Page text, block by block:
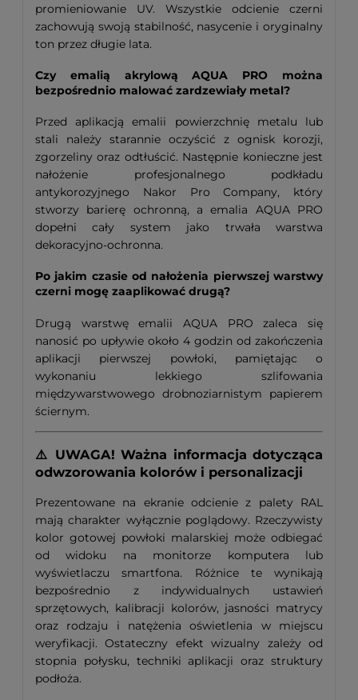
promieniowanie UV. Wszystkie odcienie czerni
zachowują swoją stabilność, nasycenie i oryginalny
ton przez długie lata.
Czy emalią akrylową AQUA PRO można
bezpośrednio malować zardzewiały metal?
Przed aplikacją emalii powierzchnię metalu lub
stali należy starannie oczyścić z ognisk korozji,
zgorzeliny oraz odtłuścić. Następnie konieczne jest
nałożenie profesjonalnego podkładu
antykorozyjnego Nakor Pro Company, który
stworzy barierę ochronną, a emalia AQUA PRO
dopełni cały system jako trwała warstwa
dekoracyjno-ochronna.
Po jakim czasie od nałożenia pierwszej warstwy
czerni mogę zaaplikować drugą?
Drugą warstwę emalii AQUA PRO zaleca się
nanosić po upływie około 4 godzin od zakończenia
aplikacji pierwszej powłoki, pamiętając o
wykonaniu lekkiego szlifowania
międzywarstwowego drobnoziarnistym papierem
ściernym.
⚠️ UWAGA! Ważna informacja dotycząca
odwzorowania kolorów i personalizacji
Prezentowane na ekranie odcienie z palety RAL
mają charakter wyłącznie poglądowy. Rzeczywisty
kolor gotowej powłoki malarskiej może odbiegać
od widoku na monitorze komputera lub
wyświetlaczu smartfona. Różnice te wynikają
bezpośrednio z indywidualnych ustawień
sprzętowych, kalibracji kolorów, jasności matrycy
oraz rodzaju i natężenia oświetlenia w miejscu
weryfikacji. Ostateczny efekt wizualny zależy od
stopnia połysku, techniki aplikacji oraz struktury
podłoża.